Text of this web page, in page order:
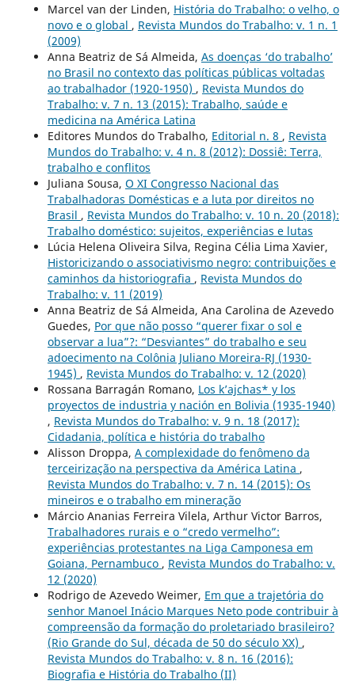
Marcel van der Linden, História do Trabalho: o velho, o
novo e o global , Revista Mundos do Trabalho: v. 1 n. 1
(2009)
Anna Beatriz de Sá Almeida, As doenças ‘do trabalho’
no Brasil no contexto das políticas públicas voltadas
ao trabalhador (1920-1950) , Revista Mundos do
Trabalho: v. 7 n. 13 (2015): Trabalho, saúde e
medicina na América Latina
Editores Mundos do Trabalho, Editorial n. 8 , Revista
Mundos do Trabalho: v. 4 n. 8 (2012): Dossiê: Terra,
trabalho e conflitos
Juliana Sousa, O XI Congresso Nacional das
Trabalhadoras Domésticas e a luta por direitos no
Brasil , Revista Mundos do Trabalho: v. 10 n. 20 (2018):
Trabalho doméstico: sujeitos, experiências e lutas
Lúcia Helena Oliveira Silva, Regina Célia Lima Xavier,
Historicizando o associativismo negro: contribuições e
caminhos da historiografia , Revista Mundos do
Trabalho: v. 11 (2019)
Anna Beatriz de Sá Almeida, Ana Carolina de Azevedo
Guedes, Por que não posso “querer fixar o sol e
observar a lua”?: “Desviantes” do trabalho e seu
adoecimento na Colônia Juliano Moreira-RJ (1930-
1945) , Revista Mundos do Trabalho: v. 12 (2020)
Rossana Barragán Romano, Los k’ajchas* y los
proyectos de industria y nación en Bolivia (1935-1940)
, Revista Mundos do Trabalho: v. 9 n. 18 (2017):
Cidadania, política e história do trabalho
Alisson Droppa, A complexidade do fenômeno da
terceirização na perspectiva da América Latina ,
Revista Mundos do Trabalho: v. 7 n. 14 (2015): Os
mineiros e o trabalho em mineração
Márcio Ananias Ferreira Vilela, Arthur Victor Barros,
Trabalhadores rurais e o “credo vermelho”:
experiências protestantes na Liga Camponesa em
Goiana, Pernambuco , Revista Mundos do Trabalho: v.
12 (2020)
Rodrigo de Azevedo Weimer, Em que a trajetória do
senhor Manoel Inácio Marques Neto pode contribuir à
compreensão da formação do proletariado brasileiro?
(Rio Grande do Sul, década de 50 do século XX) ,
Revista Mundos do Trabalho: v. 8 n. 16 (2016):
Biografia e História do Trabalho (II)